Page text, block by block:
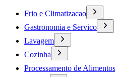
Frio e Climatizacao
Gastronomia e Servico
Lavagem
Cozinha
Processamento de Alimentos